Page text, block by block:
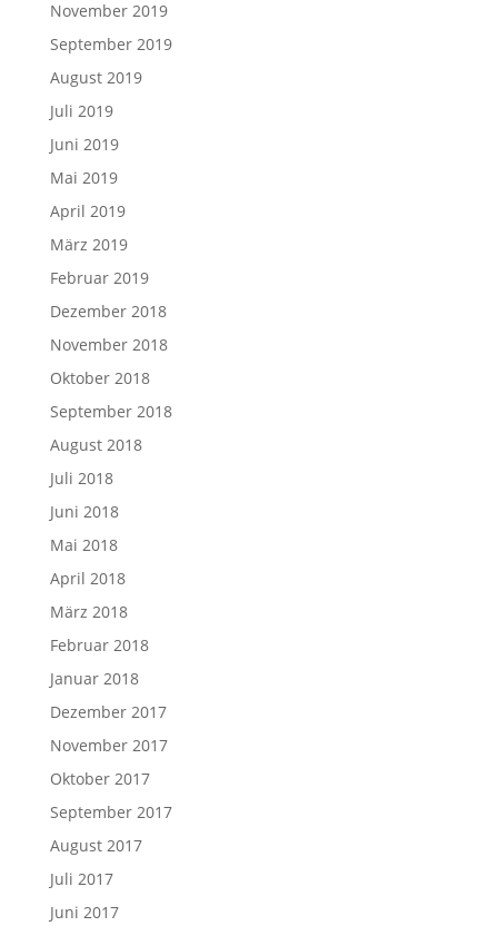
November 2019
September 2019
August 2019
Juli 2019
Juni 2019
Mai 2019
April 2019
März 2019
Februar 2019
Dezember 2018
November 2018
Oktober 2018
September 2018
August 2018
Juli 2018
Juni 2018
Mai 2018
April 2018
März 2018
Februar 2018
Januar 2018
Dezember 2017
November 2017
Oktober 2017
September 2017
August 2017
Juli 2017
Juni 2017